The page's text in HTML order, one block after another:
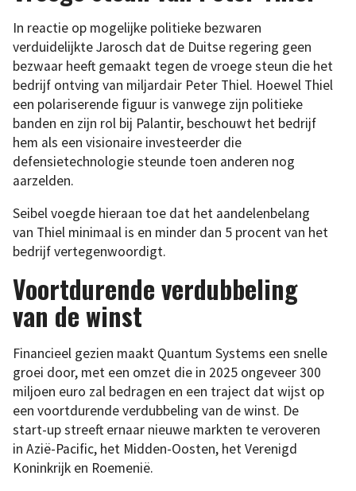
In reactie op mogelijke politieke bezwaren
verduidelijkte Jarosch dat de Duitse regering geen
bezwaar heeft gemaakt tegen de vroege steun die het
bedrijf ontving van miljardair Peter Thiel. Hoewel Thiel
een polariserende figuur is vanwege zijn politieke
banden en zijn rol bij Palantir, beschouwt het bedrijf
hem als een visionaire investeerder die
defensietechnologie steunde toen anderen nog
aarzelden.
Seibel voegde hieraan toe dat het aandelenbelang
van Thiel minimaal is en minder dan 5 procent van het
bedrijf vertegenwoordigt.
Voortdurende verdubbeling
van de winst
Financieel gezien maakt Quantum Systems een snelle
groei door, met een omzet die in 2025 ongeveer 300
miljoen euro zal bedragen en een traject dat wijst op
een voortdurende verdubbeling van de winst. De
start-up streeft ernaar nieuwe markten te veroveren
in Azië-Pacific, het Midden-Oosten, het Verenigd
Koninkrijk en Roemenië.